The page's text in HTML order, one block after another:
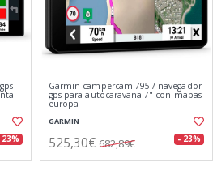
23%
Garmin campercam 795 / navegador
gps para autocaravana 7" con mapas
europa
GARMIN
525,30€ 682,89€ - 23%